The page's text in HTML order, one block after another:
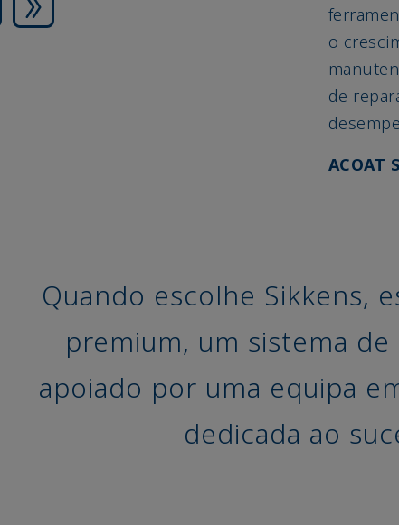
o
de
ACOAT
Quando escolhe Sikkens,
premium, um sistema
apoiado por uma equipa
dedicada ao